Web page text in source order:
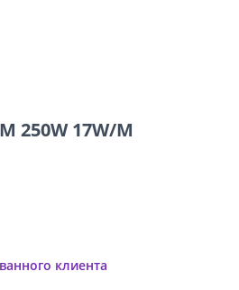
250W 17W/M
клиента